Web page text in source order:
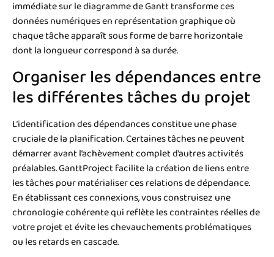
immédiate sur le diagramme de Gantt transforme ces
données numériques en représentation graphique où
chaque tâche apparaît sous forme de barre horizontale
dont la longueur correspond à sa durée.
Organiser les dépendances entre
les différentes tâches du projet
L’identification des dépendances constitue une phase
cruciale de la planification. Certaines tâches ne peuvent
démarrer avant l’achèvement complet d’autres activités
préalables. GanttProject facilite la création de liens entre
les tâches pour matérialiser ces relations de dépendance.
En établissant ces connexions, vous construisez une
chronologie cohérente qui reflète les contraintes réelles de
votre projet et évite les chevauchements problématiques
ou les retards en cascade.